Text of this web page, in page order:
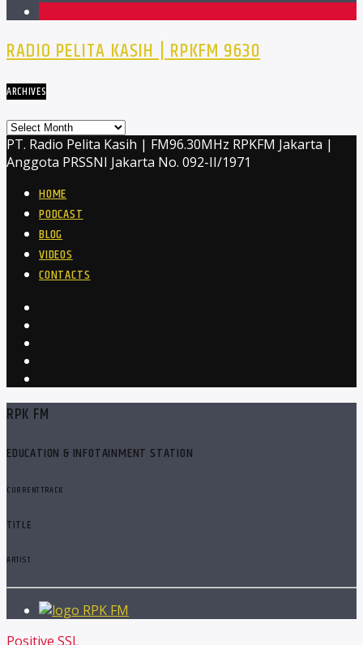
RADIO PELITA KASIH | RPKFM 9630
ARCHIVES
Archives
PT. Radio Pelita Kasih | FM96.30MHz RPKFM Jakarta |
Anggota PRSSNI Jakarta No. 092-II/1971
HOME
PODCAST
BLOG
VIDEOS
CONTACTS
RPK FM
EDUCATION & INFOTAINMENT STATION
CURRENT TRACK
TITLE
ARTIST
RPK FM
Positive SSL